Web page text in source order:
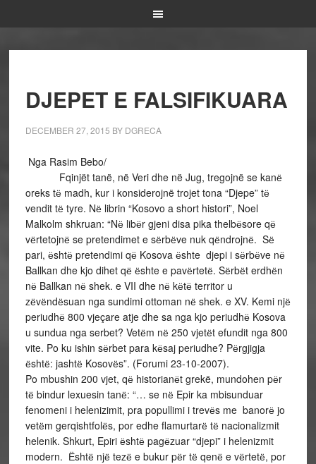
DJEPET E FALSIFIKUARA
DECEMBER 27, 2015 BY DGRECA
Nga Rasim Bebo/
Fqinjët tanë, në Veri dhe në Jug, tregojnë se kanё
oreks tё madh, kur i konsiderojnë trojet tona “Djepe” tё
vendit tё tyre. Nё librin “Kosovo a short histori”, Noel
Malkolm shkruan: “Nё libёr gjeni disa pika thelbёsore qё
vёrtetojnё se pretendimet e sёrbёve nuk qёndrojnё. Sё
pari, ёshtё pretendimi qё Kosova ёshte djepi i sёrbёve nё
Ballkan dhe kjo dihet qё ёshte e pavёrtetё. Sёrbёt erdhёn
nё Ballkan nё shek. e VII dhe nё kёtё territor u
zёvёndёsuan nga sundimi ottoman nё shek. e XV. Kemi njё
periudhё 800 vjeçare atje dhe sa nga kjo periudhё Kosova
u sundua nga serbet? Vetёm nё 250 vjetёt efundit nga 800
vite. Po ku ishin sёrbet para kёsaj periudhe? Pёrgjigja
ёshtё: jashtё Kosovёs”. (Forumi 23-10-2007).
Po mbushin 200 vjet, qё historianёt grekë, mundohen pёr
tё bindur lexuesin tanё: “… se nё Epir ka mbisunduar
fenomeni i helenizimit, pra popullimi i trevёs me banorё jo
vetёm gerqishtfolёs, por edhe flamurtarё tё nacionalizmit
helenik. Shkurt, Epiri ёshtё pagёzuar “djepi” i helenizmit
modern. Ёshtё njё tezё e bukur pёr tё qenё e vёrtetё, por